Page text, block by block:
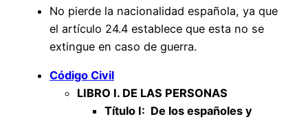
No pierde la nacionalidad española, ya que
el artículo 24.4 establece que esta no se
extingue en caso de guerra.
Código Civil
LIBRO I. DE LAS PERSONAS
Título I: De los españoles y